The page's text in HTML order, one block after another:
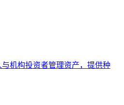
机构投资者管理资产，提供种